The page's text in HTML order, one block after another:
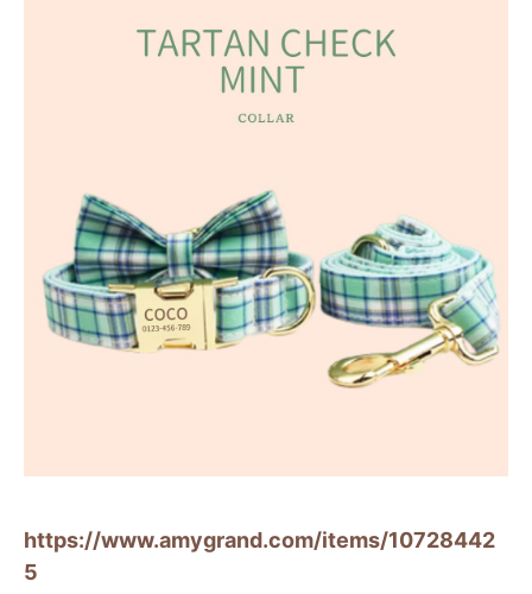
https://www.amygrand.com/items/10728442
5